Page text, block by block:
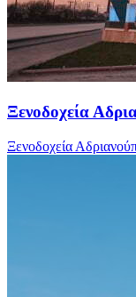
Ξενοδοχεία
Ξενοδοχεία